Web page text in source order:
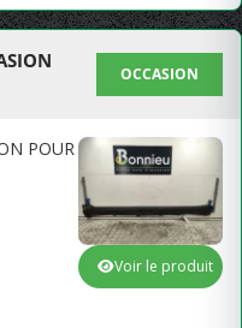
OCCASION
POUR
Voir le produit